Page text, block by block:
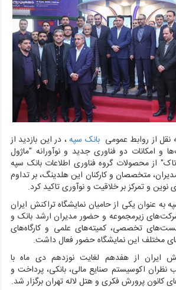
از روابط عمومی بانک سپه،در این بازدید از
و امکانات دو فناوری جدید و نوآورانه "ماژول
از محصولات گروه فناوری اطلاعات بانک سپه
متخصصان و کارکنان این هلدینگ، بر تداوم
و تمرکز بر خلاقیت و نوآوری تاکید کرد.
به عنوان یکی از حامیان نمایشگاه تراکنش ایران
زیر‌مجموعه و حضور مدیران ‌ارشد بانک و
تخصصی، کمیته‌های علمی و کارگاه‌های
مختلف این نمایشگاه حضور فعال داشت.
ایران از هفدهم لغایت نوزدهم دی ماه با
اکوسیستم صنایع مالی، بانکی، پرداخت و
کانون پرورش فکری و هتل لاله تهران برگزار شد.